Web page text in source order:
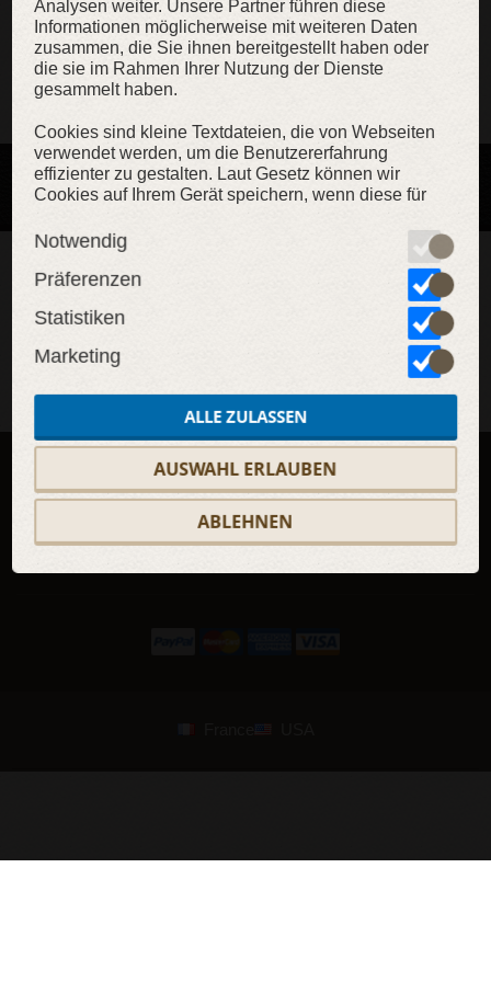
Filter Sortieren
Kein Artikel gefunden
Newsletter abonnieren!
Exklusives Design Maßanfertigung
Analysen weiter. Unsere Partner führen diese
Informationen möglicherweise mit weiteren Daten
zusammen, die Sie ihnen bereitgestellt haben oder
die sie im Rahmen Ihrer Nutzung der Dienste
gesammelt haben.
Cookies sind kleine Textdateien, die von Webseiten
verwendet werden, um die Benutzererfahrung
effizienter zu gestalten. Laut Gesetz können wir
Cookies auf Ihrem Gerät speichern, wenn diese für
Für alle anderen Cookie-Typen benötigen wir Ihre
Erlaubnis. Diese Seite verwendet unterschiedliche
Cookie-Typen. Einige Cookies werden von
erscheinen. Sie können Ihre Einwilligung jederzeit
ändern oder widerrufen.Erfahren Sie in unserer
mehr darüber, wer wir sind, wie
Sie uns kontaktieren können und wie wir
personenbezogene Daten verarbeiten.
Notwendig
Präferenzen
Statistiken
Marketing
ABLEHNEN
AUSWAHL ERLAUBEN
ALLE ZULASSEN